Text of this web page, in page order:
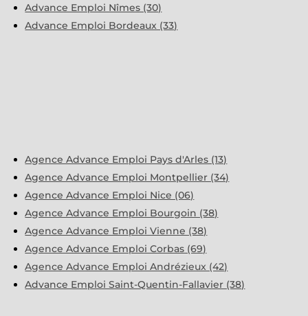
Advance Emploi Nîmes (30)
Advance Emploi Bordeaux (33)
Agence Advance Emploi Pays d'Arles (13)
Agence Advance Emploi Montpellier (34)
Agence Advance Emploi Nice (06)
Agence Advance Emploi Bourgoin (38)
Agence Advance Emploi Vienne (38)
Agence Advance Emploi Corbas (69)
Agence Advance Emploi Andrézieux (42)
Advance Emploi Saint-Quentin-Fallavier (38)